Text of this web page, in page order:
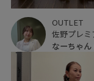
OUTLET
なーちゃん